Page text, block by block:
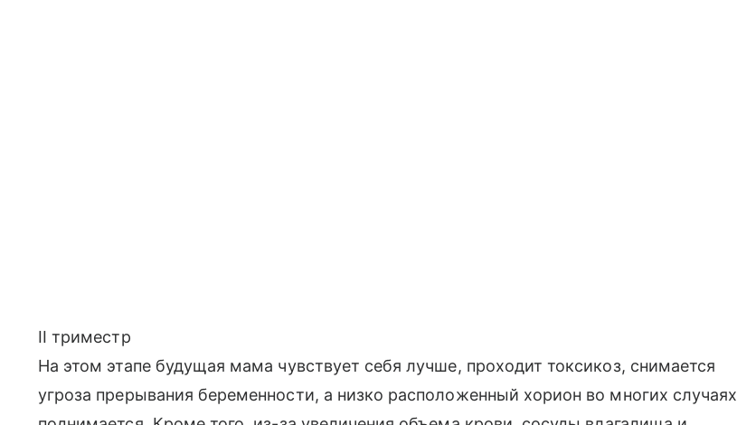
II триместр
На этом этапе будущая мама чувствует себя лучше, проходит токсикоз, снимается
угроза прерывания беременности, а низко расположенный хорион во многих случаях